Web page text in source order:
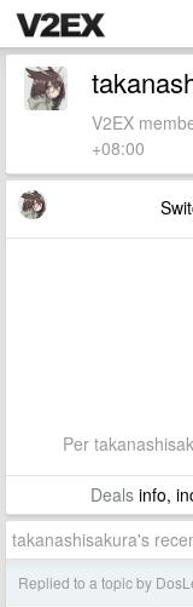
V2EX
+08:00
Per
Dealsinfo,
takanashisakura's
Replied to a topic by